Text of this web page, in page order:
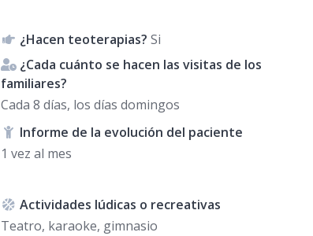
¿Hacen teoterapias? Si
¿Cada cuánto se hacen las visitas de los
familiares?
Cada 8 días, los días domingos
Informe de la evolución del paciente
1 vez al mes
Actividades lúdicas o recreativas
Teatro, karaoke, gimnasio